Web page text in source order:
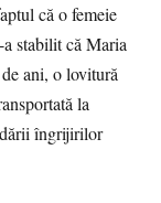
că o femeie
a stabilit că Maria
ani, o lovitură
la
îngrijirilor